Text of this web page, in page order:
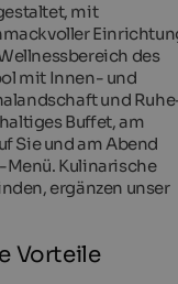
mit
des
mit Innen- und
und
Buffet, am
Sie und am Abend
Menü. Kulinarische
ergänzen unser
Vorteile